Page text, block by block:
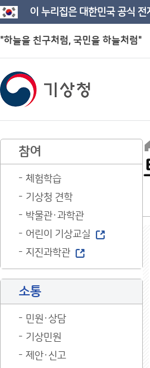
이 누리집은 대한민국 공식
"하늘을 친구처럼, 국민을 하늘처럼"
참여
체험학습
기상청 견학
박물관·과학관
어린이 기상교실
지진과학관
소통
민원·상담
기상민원
제안·신고